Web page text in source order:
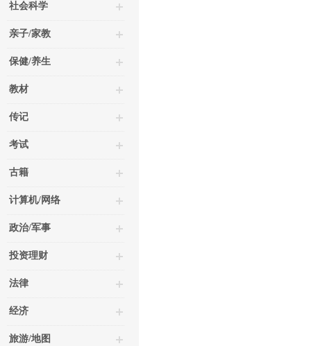
社会科学
亲子/家教
保健/养生
教材
传记
考试
古籍
计算机/网络
政治/军事
投资理财
法律
经济
旅游/地图